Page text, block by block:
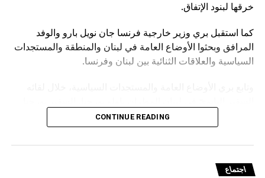
خرقها لبنود الإتفاق.
كما استقبل بري وزير خارجية فرنسا جان نويل بارو والوفد
المرافق وبحثوا الأوضاع العامة في لبنان والمنطقة والمستجدات
السياسية والعلاقات الثنائية بين لبنان وفرنسا.
رئيس المجلس رسالة قداسة البابا فرنسيس في اليوم العالميّ
الثامن والخمسين للسلام وكتابًا عن مذكراته.
CONTINUE READING
اجتماع